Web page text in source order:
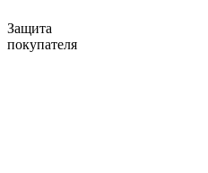
Защита
покупателя